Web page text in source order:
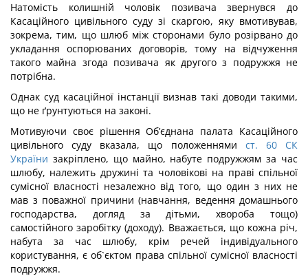
Натомість колишній чоловік позивача звернувся до
Касаційного цивільного суду зі скаргою, яку вмотивував,
зокрема, тим, що шлюб між сторонами було розірвано до
укладання оспорюваних договорів, тому на відчуження
такого майна згода позивача як другого з подружжя не
потрібна.
Однак суд касаційної інстанції визнав такі доводи такими,
що не ґрунтуються на законі.
Мотивуючи своє рішення Об’єднана палата Касаційного
цивільного суду вказала, що положеннями ст. 60 СК
України закріплено, що майно, набуте подружжям за час
шлюбу, належить дружині та чоловікові на праві спільної
сумісної власності незалежно від того, що один з них не
мав з поважної причини (навчання, ведення домашнього
господарства, догляд за дітьми, хвороба тощо)
самостійного заробітку (доходу). Вважається, що кожна річ,
набута за час шлюбу, крім речей індивідуального
користування, є об`єктом права спільної сумісної власності
подружжя.